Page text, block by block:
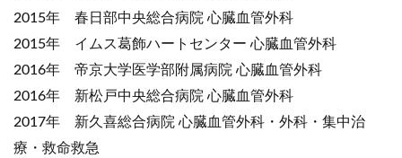
2015年 春日部中央総合病院 心臓血管外科
2015年 イムス葛飾ハートセンター 心臓血管外科
2016年 帝京大学医学部附属病院 心臓血管外科
2016年 新松戸中央総合病院 心臓血管外科
2017年 新久喜総合病院 心臓血管外科・外科・集中治
療・救命救急